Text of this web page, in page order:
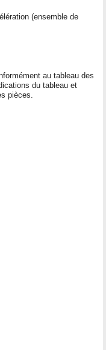
(ensemble de
au tableau des
du tableau et
pièces.